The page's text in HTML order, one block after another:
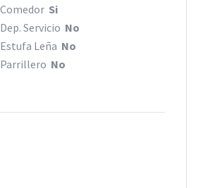
Comedor Si
Dep. Servicio No
Estufa Leña No
Parrillero No